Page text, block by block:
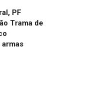
PF
Trama de